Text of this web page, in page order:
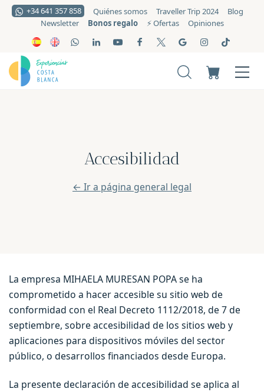
+34 641 357 858 Quiénes somos Traveller Trip 2024
Blog
Newsletter
Bonos regalo ⚡️ Ofertas Opiniones
Accesibilidad
← Ir a página general legal
La empresa MIHAELA MURESAN POPA se ha
comprometido a hacer accesible su sitio web de
conformidad con el Real Decreto 1112/2018, de 7 de
septiembre, sobre accesibilidad de los sitios web y
aplicaciones para dispositivos móviles del sector
público, o desarrollos financiados desde Europa.
La presente declaración de accesibilidad se aplica al